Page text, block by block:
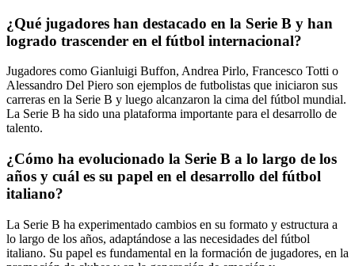
¿Qué jugadores han destacado en la Serie B y han
logrado trascender en el fútbol internacional?
Jugadores como Gianluigi Buffon, Andrea Pirlo, Francesco Totti o
Alessandro Del Piero son ejemplos de futbolistas que iniciaron sus
carreras en la Serie B y luego alcanzaron la cima del fútbol mundial.
La Serie B ha sido una plataforma importante para el desarrollo de
talento.
¿Cómo ha evolucionado la Serie B a lo largo de los
años y cuál es su papel en el desarrollo del fútbol
italiano?
La Serie B ha experimentado cambios en su formato y estructura a
lo largo de los años, adaptándose a las necesidades del fútbol
italiano. Su papel es fundamental en la formación de jugadores, en la